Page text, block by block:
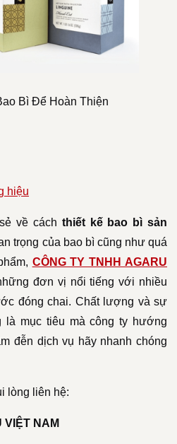
Bì Để Hoàn Thiện
hiệu
về cách thiết kế bao bì sản
trọng của bao bì cũng như quá
CÔNG TY TNHH AGARU
đơn vị nổi tiếng với nhiều
đóng chai. Chất lượng và sự
là mục tiêu mà công ty hướng
đễn dịch vụ hãy nhanh chóng
lòng liên hệ:
VIỆT NAM